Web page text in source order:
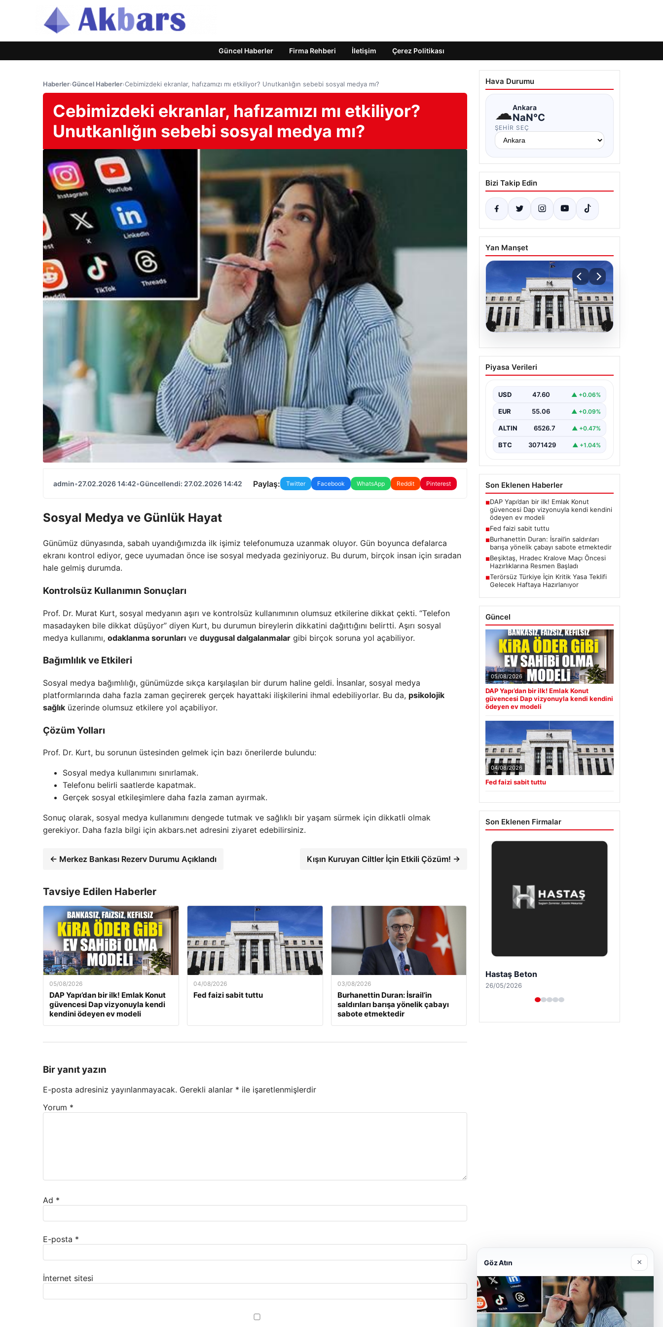
Güncel Haberler Firma Rehberi İletişim Çerez Politikası
Haberler›Güncel Haberler›Cebimizdeki ekranlar, hafızamızı mı etkiliyor? Unutkanlığın sebebi sosyal medya mı?
Cebimizdeki ekranlar, hafızamızı mı etkiliyor?
Unutkanlığın sebebi sosyal medya mı?
admin•27.02.2026 14:42•Güncellendi: 27.02.2026 14:42 Paylaş: Twitter Facebook WhatsApp Reddit Pinterest
Sosyal Medya ve Günlük Hayat
Günümüz dünyasında, sabah uyandığımızda ilk işimiz telefonumuza uzanmak oluyor. Gün boyunca defalarca
ekranı kontrol ediyor, gece uyumadan önce ise sosyal medyada geziniyoruz. Bu durum, birçok insan için sıradan
hale gelmiş durumda.
Kontrolsüz Kullanımın Sonuçları
Prof. Dr. Murat Kurt, sosyal medyanın aşırı ve kontrolsüz kullanımının olumsuz etkilerine dikkat çekti. “Telefon
masadayken bile dikkat düşüyor” diyen Kurt, bu durumun bireylerin dikkatini dağıttığını belirtti. Aşırı sosyal
medya kullanımı, odaklanma sorunları ve duygusal dalgalanmalar gibi birçok soruna yol açabiliyor.
Bağımlılık ve Etkileri
Sosyal medya bağımlılığı, günümüzde sıkça karşılaşılan bir durum haline geldi. İnsanlar, sosyal medya
platformlarında daha fazla zaman geçirerek gerçek hayattaki ilişkilerini ihmal edebiliyorlar. Bu da, psikolojik
sağlık üzerinde olumsuz etkilere yol açabiliyor.
Çözüm Yolları
Prof. Dr. Kurt, bu sorunun üstesinden gelmek için bazı önerilerde bulundu:
Sosyal medya kullanımını sınırlamak.
Telefonu belirli saatlerde kapatmak.
Gerçek sosyal etkileşimlere daha fazla zaman ayırmak.
Sonuç olarak, sosyal medya kullanımını dengede tutmak ve sağlıklı bir yaşam sürmek için dikkatli olmak
gerekiyor. Daha fazla bilgi için akbars.net adresini ziyaret edebilirsiniz.
← Merkez Bankası Rezerv Durumu Açıklandı Kışın Kuruyan Ciltler İçin Etkili Çözüm! →
Tavsiye Edilen Haberler
05/08/2026
DAP Yapı’dan bir ilk! Emlak Konut
güvencesi Dap vizyonuyla kendi
kendini ödeyen ev modeli
04/08/2026
Fed faizi sabit tuttu
03/08/2026
Burhanettin Duran: İsrail’in
saldırıları barışa yönelik çabayı
sabote etmektedir
Bir yanıt yazın
E-posta adresiniz yayınlanmayacak. Gerekli alanlar * ile işaretlenmişlerdir
Yorum *
Ad *
E-posta *
İnternet sitesi
Hava Durumu
☁Ankara
NaN°C
ŞEHIR SEÇ
Bizi Takip Edin
Yan Manşet
04.08.2026
Fed faizi sabit tuttu
Piyasa Verileri
USD 47.60 ▲ +0.06%
EUR 55.06 ▲ +0.09%
ALTIN 6526.7 ▲ +0.47%
BTC 3071429 ▲ +1.04%
Son Eklenen Haberler
■DAP Yapı’dan bir ilk! Emlak Konut
güvencesi Dap vizyonuyla kendi kendini
ödeyen ev modeli
■Fed faizi sabit tuttu
■Burhanettin Duran: İsrail’in saldırıları
barışa yönelik çabayı sabote etmektedir
■Beşiktaş, Hradec Kralove Maçı Öncesi
Hazırlıklarına Resmen Başladı
■Terörsüz Türkiye İçin Kritik Yasa Teklifi
Gelecek Haftaya Hazırlanıyor
Güncel
05/08/2026
DAP Yapı’dan bir ilk! Emlak Konut
güvencesi Dap vizyonuyla kendi kendini
ödeyen ev modeli
04/08/2026
Fed faizi sabit tuttu
Son Eklenen Firmalar
Enes Kaplan Avukatlık Bürosu
28/04/2026
Göz Atın ×